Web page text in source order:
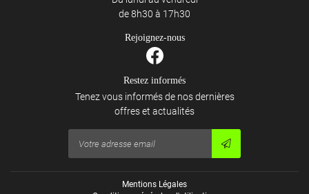
de 8h30 à 17h30
Rejoignez-nous
Restez informés
Tenez vous informés de nos dernières
offres et actualités
Mentions Légales